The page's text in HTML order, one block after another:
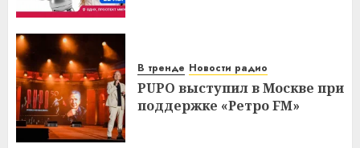
В тренде Новости радио
PUPO выступил в Москве при
поддержке «Ретро FM»